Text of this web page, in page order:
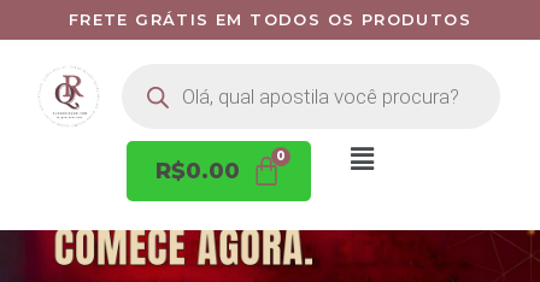
FRETE GRÁTIS EM TODOS OS PRODUTOS
R$0.00